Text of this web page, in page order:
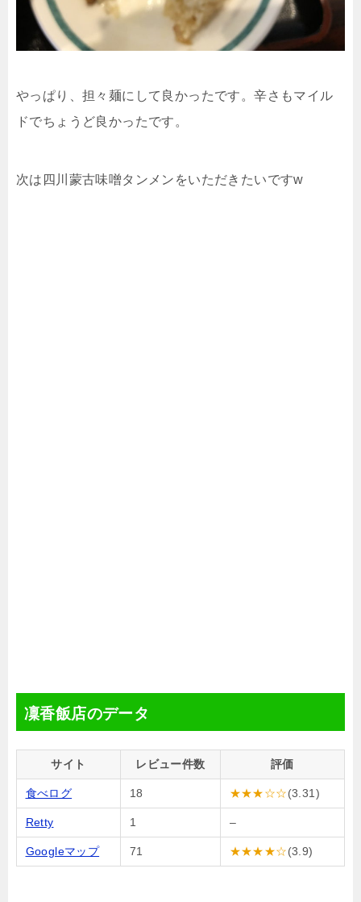
やっぱり、担々麺にして良かったです。辛さもマイル
ドでちょうど良かったです。
次は四川蒙古味噌タンメンをいただきたいですw
凜香飯店のデータ
サイト レビュー件数 評価
食べログ 18 ★★★☆☆(3.31)
Retty 1 –
Googleマップ 71 ★★★★☆(3.9)